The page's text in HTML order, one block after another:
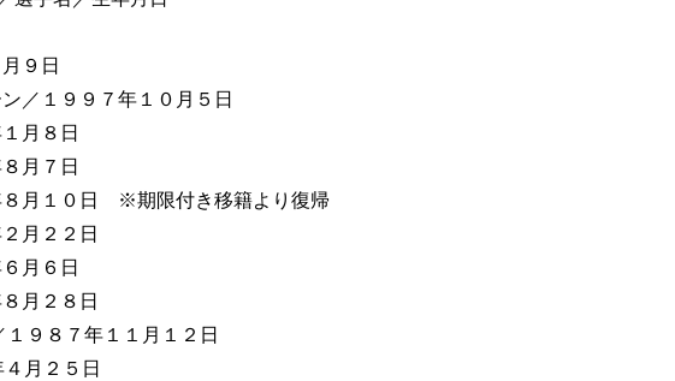
９日
／１９９７年１０月５日
月８日
月７日
月１０日 ※期限付き移籍より復帰
月２２日
月６日
月２８日
９８７年１１月１２日
月２５日